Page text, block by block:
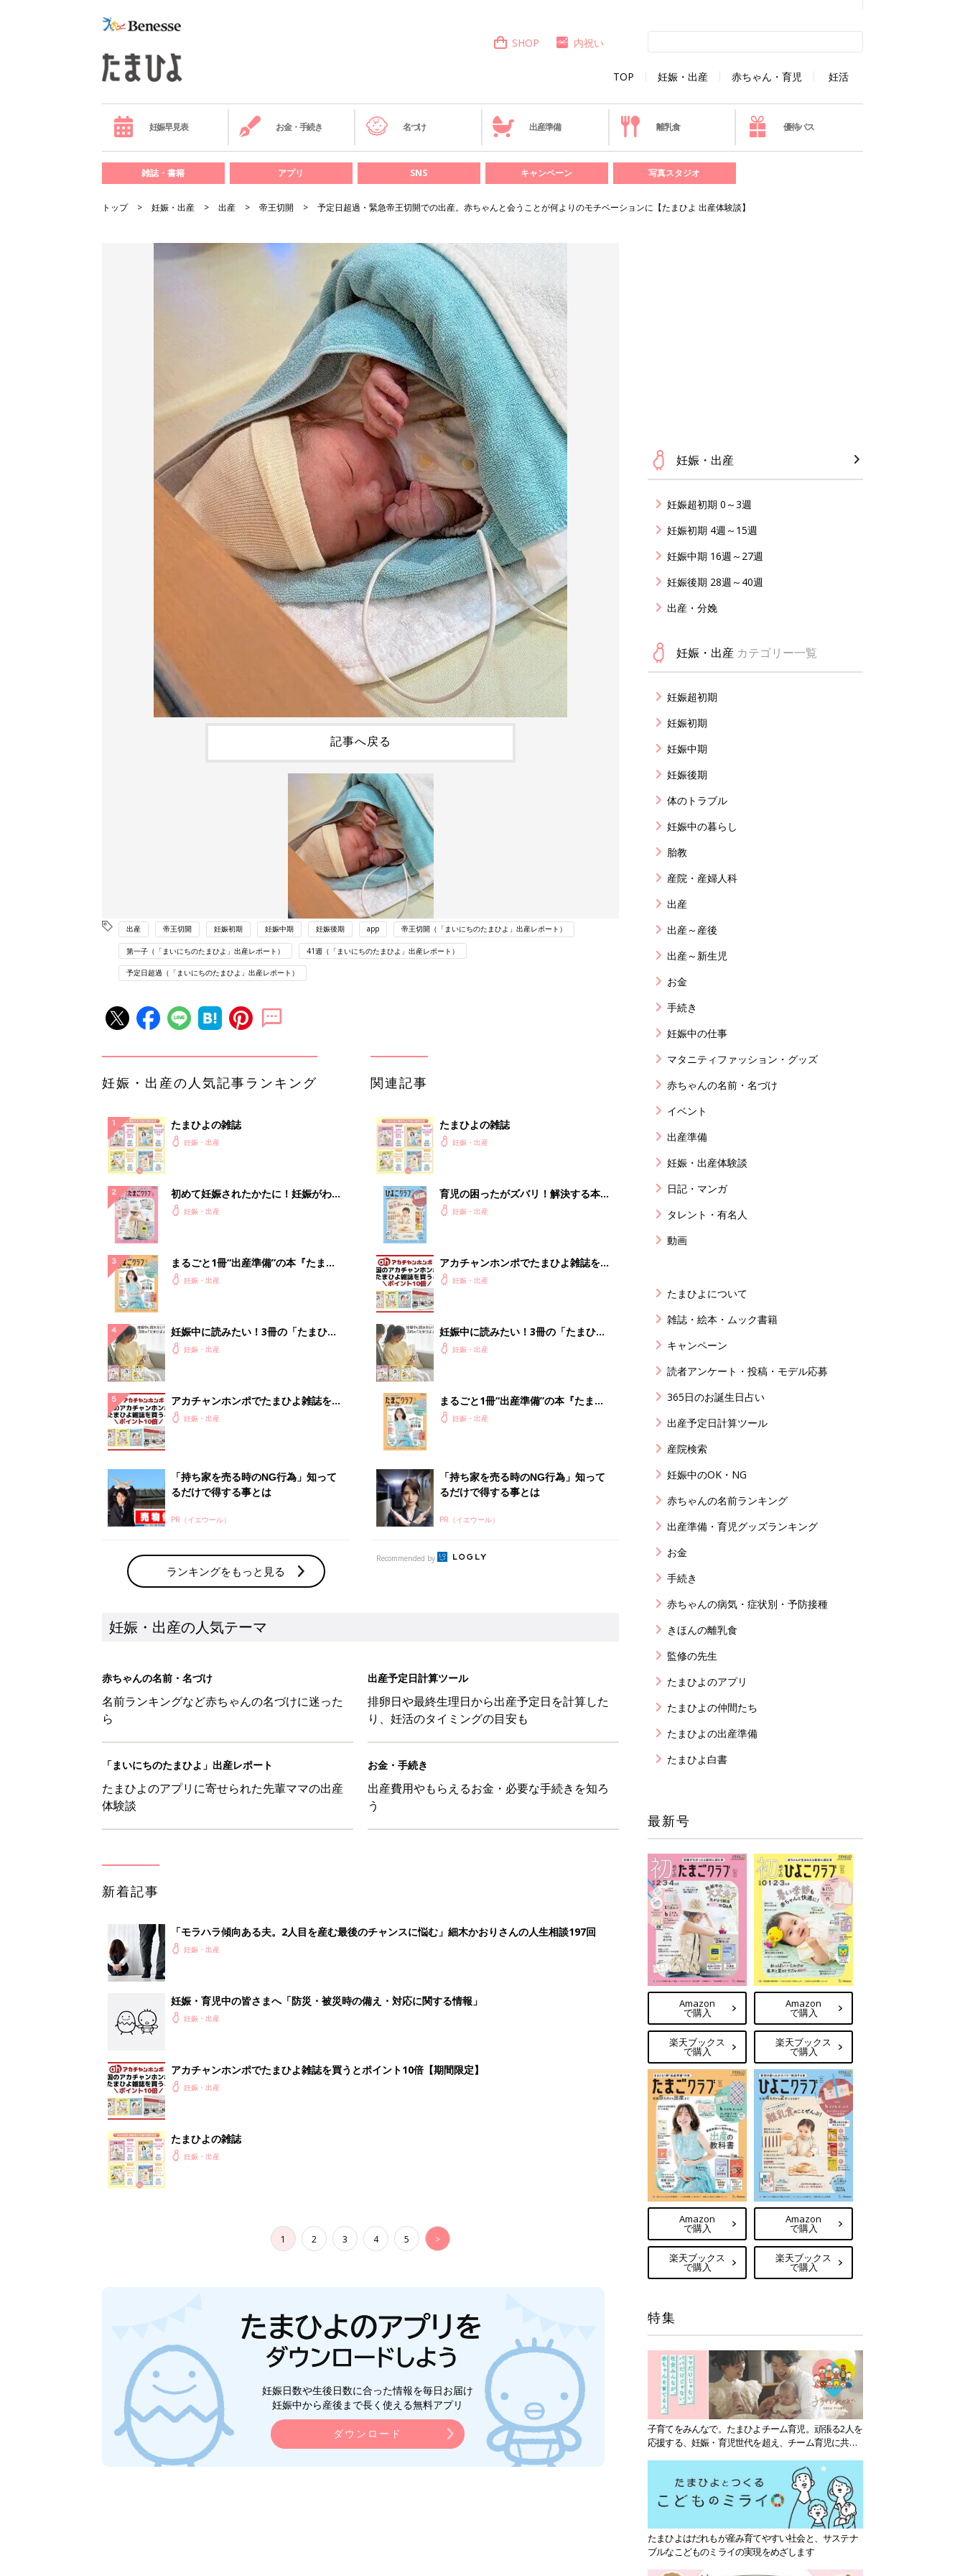
TOP 妊娠・出産 赤ちゃん・育児 妊活
SHOP 内祝い
妊娠早見表 お金・手続き 名づけ 出産準備 離乳食 優待パス
雑誌・書籍 アプリ SNS キャンペーン 写真スタジオ
トップ 妊娠・出産 出産 帝王切開 予定日超過・緊急帝王切開での出産。赤ちゃんと会うことが何よりのモチベーションに【たまひよ 出産体験談】
記事へ戻る
出産 帝王切開 妊娠初期 妊娠中期 妊娠後期 app 帝王切開（「まいにちのたまひよ」出産レポート）
第一子（「まいにちのたまひよ」出産レポート） 41週（「まいにちのたまひよ」出産レポート）
予定日超過（「まいにちのたまひよ」出産レポート）
妊娠・出産の人気記事ランキング
たまひよの雑誌
妊娠・出産
初めて妊娠されたかたに！妊娠がわか
ったら最初に読む本『初めてのたまご
妊娠・出産
まるごと1冊“出産準備”の本『たまご
クラブ 夏号』〈スペシャル大特集〉
妊娠・出産
妊娠中に読みたい！3冊の「たまひ
よ」妊娠・出産
アカチャンホンポでたまひよ雑誌を買
うとポイント10倍【期間限定】
妊娠・出産
「持ち家を売る時のNG行為」知って
るだけで得する事とは
PR（イエウール）
ランキングをもっと見る
関連記事
たまひよの雑誌
妊娠・出産
育児の困ったがズバリ！解決する本
『ひよこクラブ 秋号』 4カ月～2才
妊娠・出産
アカチャンホンポでたまひよ雑誌を買
うとポイント10倍【期間限定】
妊娠・出産
妊娠中に読みたい！3冊の「たまひ
よ」妊娠・出産
まるごと1冊“出産準備”の本『たまご
クラブ 夏号』〈スペシャル大特集〉
妊娠・出産
「持ち家を売る時のNG行為」知って
るだけで得する事とは
PR（イエウール）
Recommended by
妊娠・出産の人気テーマ
赤ちゃんの名前・名づけ
名前ランキングなど赤ちゃんの名づけに迷った
ら
出産予定日計算ツール
排卵日や最終生理日から出産予定日を計算した
り、妊活のタイミングの目安も
「まいにちのたまひよ」出産レポート
たまひよのアプリに寄せられた先輩ママの出産
体験談
お金・手続き
出産費用やもらえるお金・必要な手続きを知ろ
う
新着記事
「モラハラ傾向ある夫。2人目を産む最後のチャンスに悩む」細木かおりさんの人生相談197回
妊娠・出産
妊娠・育児中の皆さまへ「防災・被災時の備え・対応に関する情報」
妊娠・出産
アカチャンホンポでたまひよ雑誌を買うとポイント10倍【期間限定】
妊娠・出産
たまひよの雑誌
妊娠・出産
1 2 3 4 5 >
妊娠日数や生後日数に合った情報を毎日お届け
妊娠中から産後まで長く使える無料アプリ
ダウンロード
妊娠・出産
妊娠超初期 0～3週
妊娠初期 4週～15週
妊娠中期 16週～27週
妊娠後期 28週～40週
出産・分娩
妊娠・出産 カテゴリー一覧
妊娠超初期
妊娠初期
妊娠中期
妊娠後期
体のトラブル
妊娠中の暮らし
胎教
産院・産婦人科
出産
出産～産後
出産～新生児
お金
手続き
妊娠中の仕事
マタニティファッション・グッズ
赤ちゃんの名前・名づけ
イベント
出産準備
妊娠・出産体験談
日記・マンガ
タレント・有名人
動画
たまひよについて
雑誌・絵本・ムック書籍
キャンペーン
読者アンケート・投稿・モデル応募
365日のお誕生日占い
出産予定日計算ツール
産院検索
妊娠中のOK・NG
赤ちゃんの名前ランキング
出産準備・育児グッズランキング
お金
手続き
赤ちゃんの病気・症状別・予防接種
きほんの離乳食
監修の先生
たまひよのアプリ
たまひよの仲間たち
たまひよの出産準備
たまひよ白書
最新号
Amazon
で購入
楽天ブックス
で購入
Amazon
で購入
楽天ブックス
で購入
Amazon
で購入
楽天ブックス
で購入
Amazon
で購入
楽天ブックス
で購入
特集
子育てをみんなで。たまひよチーム育児。頑張る2人を
応援する、妊娠・育児世代を超え、チーム育児に共感
たまひよはだれもが産み育てやすい社会と、サステナ
ブルなこどものミライの実現をめざします